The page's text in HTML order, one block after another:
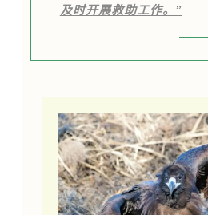
及时开展救助工作。”